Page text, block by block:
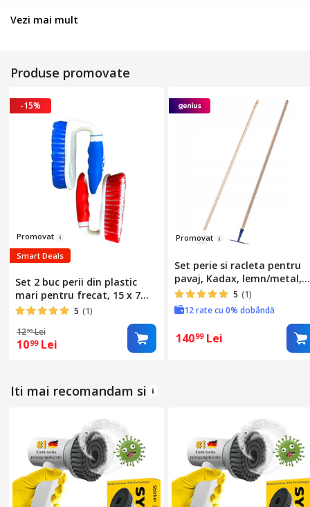
Vezi mai mult
Produse promovate
-15%
Promovat
Smart Deals
Set 2 buc perii din plastic
mari pentru frecat, 15 x 7
cm, AVI-12645 (1)
1299 Lei
1099 Lei
Promovat
Set perie si racleta pentru
pavaj, Kadax, lemn/metal,
multicolor,
13x7x135cm/20x124cm
5 (1)
12 rate cu 0% dobândă
14099 Lei
Iti mai recomandam si